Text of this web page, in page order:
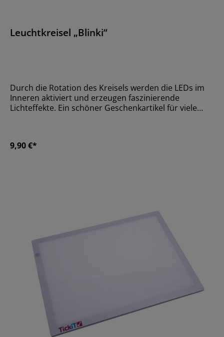
Leuchtkreisel „Blinki“
Durch die Rotation des Kreisels werden die LEDs im
Inneren aktiviert und erzeugen faszinierende
Lichteffekte. Ein schöner Geschenkartikel für viele
9,90 €*